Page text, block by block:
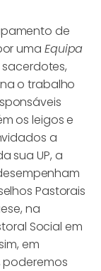
de
uma Equipa
o trabalho
os leigos e
a
sua UP, a
Pastorais
na
Social em
em
poderemos